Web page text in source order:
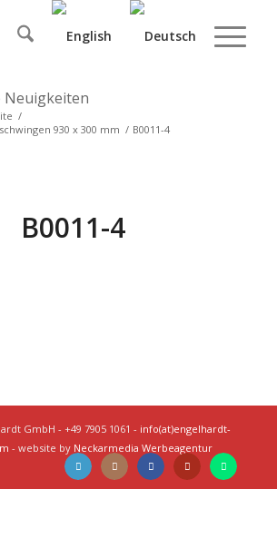
Neuigkeiten
/
930 x 300 mm / B0011-4
B0011-4
GmbH - +49 7905 1061 - info(at)engelhardt-
- website by Neckarmedia Werbeagentur